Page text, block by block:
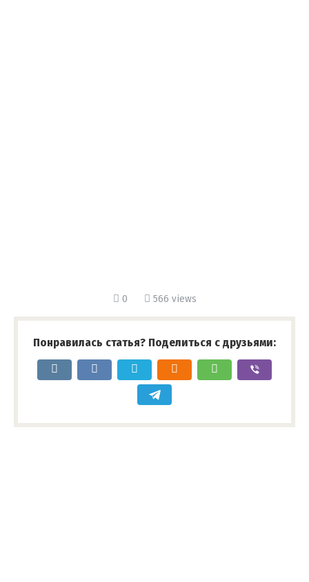
0 566 views
Понравилась статья? Поделиться с друзьями: